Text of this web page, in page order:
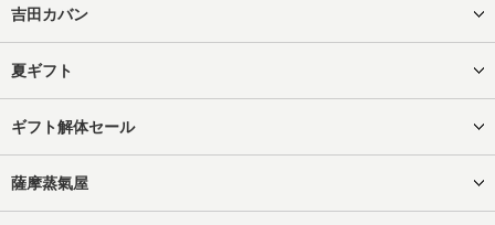
吉田カバン
夏ギフト
ギフト解体セール
薩摩蒸氣屋